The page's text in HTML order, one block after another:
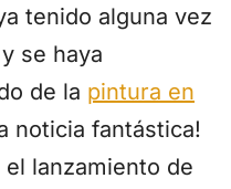
tenido alguna vez
se haya
de la pintura en
noticia fantástica!
lanzamiento de